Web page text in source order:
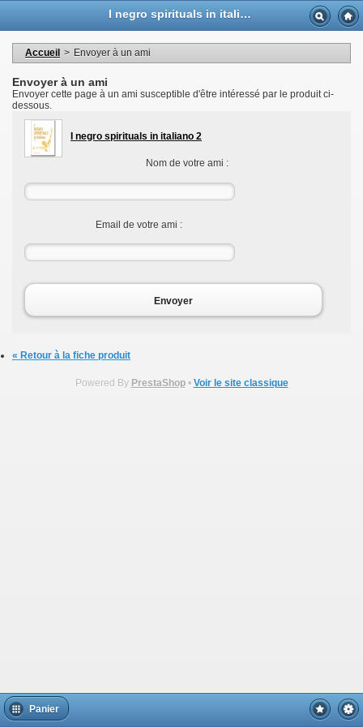
I negro spirituals in italiano 2 - Casa Musicale Eco
Accueil > Envoyer à un ami
Envoyer à un ami
Envoyer cette page à un ami susceptible d'être intéressé par le produit ci-
dessous.
I negro spirituals in italiano 2
Nom de votre ami :
Email de votre ami :
Envoyer
« Retour à la fiche produit
Powered By PrestaShop• Voir le site classique
Panier
Mes informations personnelles
Mes commandes
Mes bons de réductions
Déconnexion